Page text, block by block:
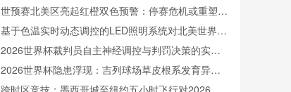
博弈与淘汰路径推演
世预赛北美区亮起红橙双色预警：停赛危机或重塑世
界杯阵容版图
基于色温实时动态调控的LED照明系统对北美世界杯
电视转播色彩还原度的影响机理分析
2026世界杯裁判员自主神经调控与判罚决策的实时
耦合机制研究
2026世界杯隐患浮现：吉列球场草皮根系发育异
常，球员控球稳定性面临崩溃风险
跨时区竞技：墨西哥城至纽约五小时飞行对2026世